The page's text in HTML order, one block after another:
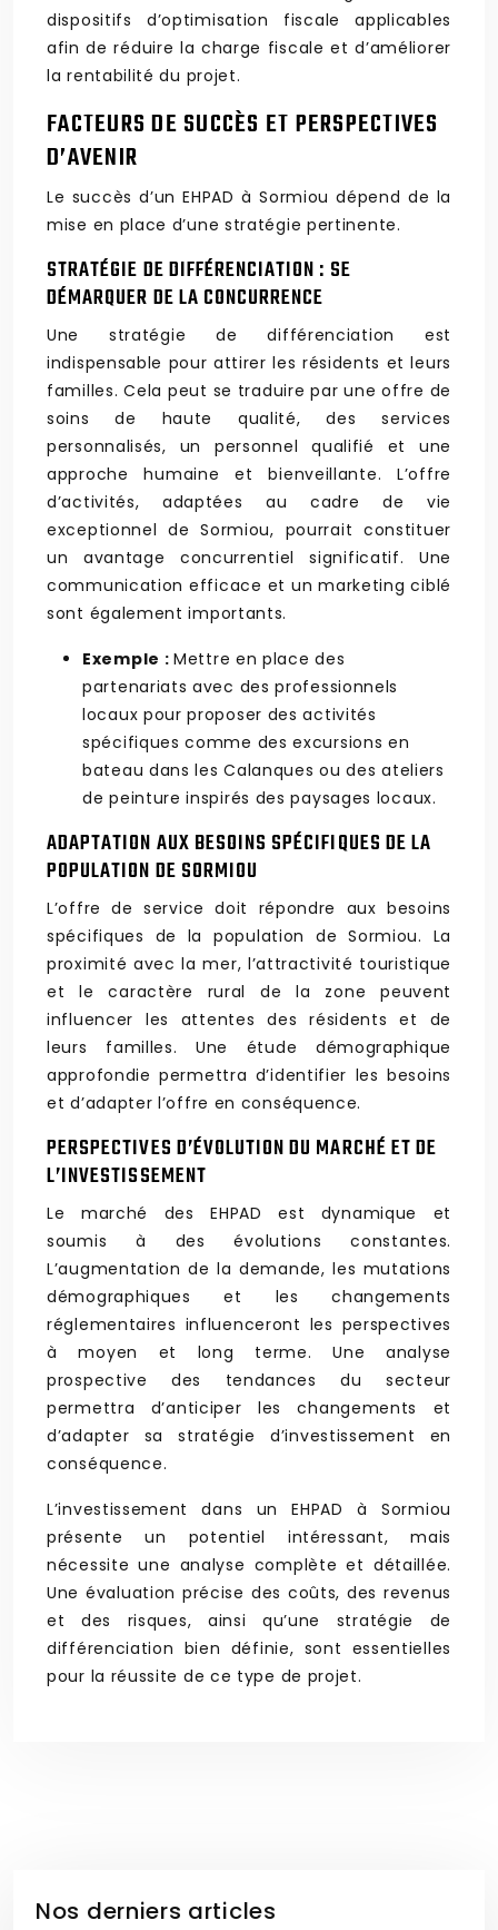
dispositifs d’optimisation fiscale applicables
afin de réduire la charge fiscale et d’améliorer
la rentabilité du projet.
FACTEURS DE SUCCÈS ET PERSPECTIVES
D’AVENIR
Le succès d’un EHPAD à Sormiou dépend de la
mise en place d’une stratégie pertinente.
STRATÉGIE DE DIFFÉRENCIATION : SE
DÉMARQUER DE LA CONCURRENCE
Une stratégie de différenciation est
indispensable pour attirer les résidents et leurs
familles. Cela peut se traduire par une offre de
soins de haute qualité, des services
personnalisés, un personnel qualifié et une
approche humaine et bienveillante. L’offre
d’activités, adaptées au cadre de vie
exceptionnel de Sormiou, pourrait constituer
un avantage concurrentiel significatif. Une
communication efficace et un marketing ciblé
sont également importants.
Exemple : Mettre en place des
partenariats avec des professionnels
locaux pour proposer des activités
spécifiques comme des excursions en
bateau dans les Calanques ou des ateliers
de peinture inspirés des paysages locaux.
ADAPTATION AUX BESOINS SPÉCIFIQUES DE LA
POPULATION DE SORMIOU
L’offre de service doit répondre aux besoins
spécifiques de la population de Sormiou. La
proximité avec la mer, l’attractivité touristique
et le caractère rural de la zone peuvent
influencer les attentes des résidents et de
leurs familles. Une étude démographique
approfondie permettra d’identifier les besoins
et d’adapter l’offre en conséquence.
PERSPECTIVES D’ÉVOLUTION DU MARCHÉ ET DE
L’INVESTISSEMENT
Le marché des EHPAD est dynamique et
soumis à des évolutions constantes.
L’augmentation de la demande, les mutations
démographiques et les changements
réglementaires influenceront les perspectives
à moyen et long terme. Une analyse
prospective des tendances du secteur
permettra d’anticiper les changements et
d’adapter sa stratégie d’investissement en
conséquence.
L’investissement dans un EHPAD à Sormiou
présente un potentiel intéressant, mais
nécessite une analyse complète et détaillée.
Une évaluation précise des coûts, des revenus
et des risques, ainsi qu’une stratégie de
différenciation bien définie, sont essentielles
pour la réussite de ce type de projet.
Nos derniers articles